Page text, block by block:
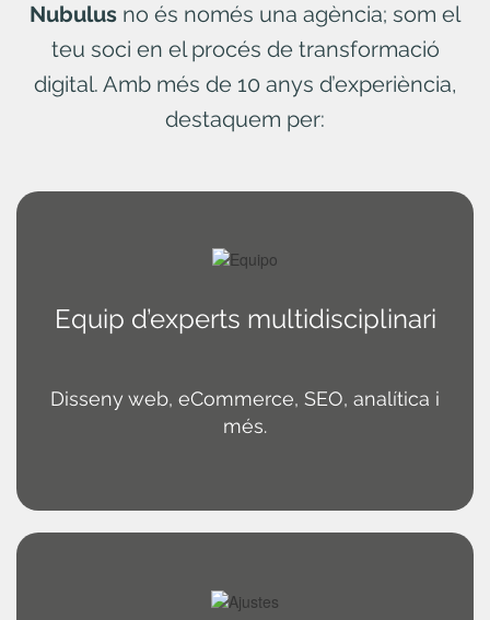
Nubulus no és només una agència; som el
teu soci en el procés de transformació
digital. Amb més de 10 anys d’experiència,
destaquem per:
Equip d’experts multidisciplinari
Disseny web, eCommerce, SEO, analítica i
més.